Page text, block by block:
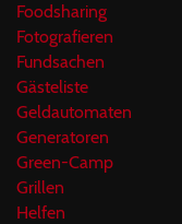
Foodsharing
Fotografieren
Fundsachen
Gästeliste
Geldautomaten
Generatoren
Green-Camp
Grillen
Helfen